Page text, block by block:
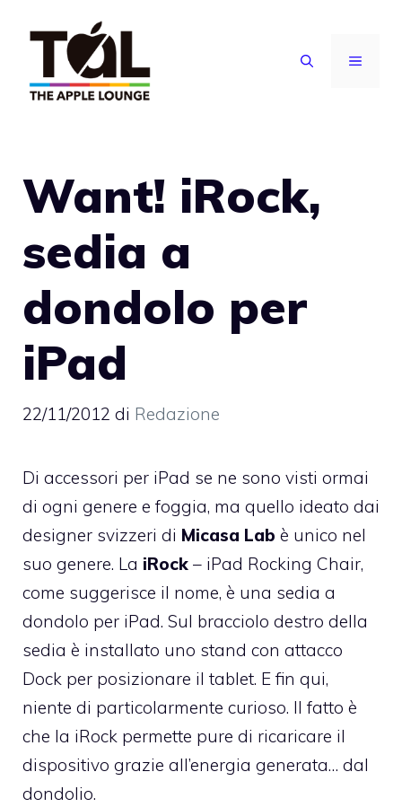
contenuto
MENU
Want! iRock,
sedia a
dondolo per
iPad
22/11/2012 di Redazione
Di accessori per iPad se ne sono visti ormai
di ogni genere e foggia, ma quello ideato dai
designer svizzeri di Micasa Lab è unico nel
suo genere. La iRock – iPad Rocking Chair,
come suggerisce il nome, è una sedia a
dondolo per iPad. Sul bracciolo destro della
sedia è installato uno stand con attacco
Dock per posizionare il tablet. E fin qui,
niente di particolarmente curioso. Il fatto è
che la iRock permette pure di ricaricare il
dispositivo grazie all’energia generata… dal
dondolio.